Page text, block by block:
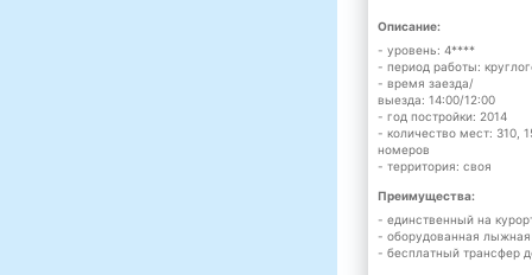
Описание:
- уровень: 4****
- период работы:
- время заезда/
выезда: 14:00/12:00
- год постройки: 2014
- количество мест: 310,
номеров
- территория: своя
Преимущества:
- единственный на
- оборудованная
- бесплатный трансфер